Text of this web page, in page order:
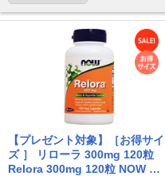
【プレゼント対象】［お得サイ
ズ ］ リローラ 300mg 120粒
Relora 300mg 120粒 NOW ナ